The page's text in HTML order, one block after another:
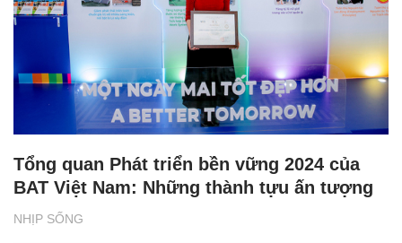
NHỊP SỐNG
Tổng quan Phát triển bền vững 2024 của
BAT Việt Nam: Những thành tựu ấn tượng